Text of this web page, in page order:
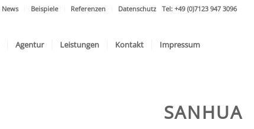
News Beispiele Referenzen Datenschutz Tel: +49 (0)7123 947 3096
Agentur Leistungen Kontakt Impressum
SANHUA